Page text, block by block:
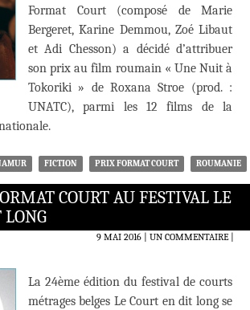
Format Court (composé de Marie
Bergeret, Karine Demmou, Zoé Libaut
et Adi Chesson) a décidé d’attribuer
son prix au film roumain « Une Nuit à
Tokoriki » de Roxana Stroe (prod. :
UNATC), parmi les 12 films de la
FICTION PRIX FORMAT COURT ROUMANIE
COURT AU FESTIVAL LE
9 MAI 2016 UN COMMENTAIRE|
La 24ème édition du festival de courts
métrages belges Le Court en dit long se